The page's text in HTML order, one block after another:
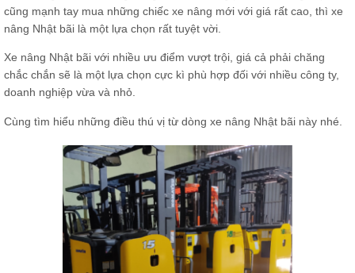
cũng mạnh tay mua những chiếc xe nâng mới với giá rất cao, thì xe
nâng Nhật bãi là một lựa chọn rất tuyệt vời.
Xe nâng Nhật bãi với nhiều ưu điểm vượt trội, giá cả phải chăng
chắc chắn sẽ là một lựa chọn cực kì phù hợp đối với nhiều công ty,
doanh nghiệp vừa và nhỏ.
Cùng tìm hiểu những điều thú vị từ dòng xe nâng Nhật bãi này nhé.